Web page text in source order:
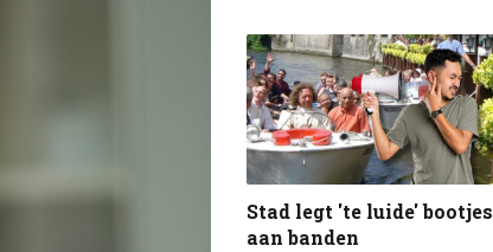
Stad legt 'te luide' bootjes
aan banden